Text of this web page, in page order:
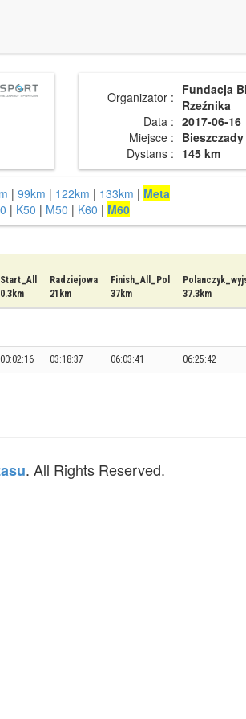
Organizator : Fundacja
Rzeźnika
Data : 2017-06-16
Miejsce : Bieszczady
Dystans : 145 km
| 99km | 122km | 133km | Meta
| K50 | M50 | K60 | M60
Start_All
0.3km
Radziejowa
21km
Finish_All_Pol
37km
37.3km
00:02:16 03:18:37 06:03:41 06:25:42
. All Rights Reserved.